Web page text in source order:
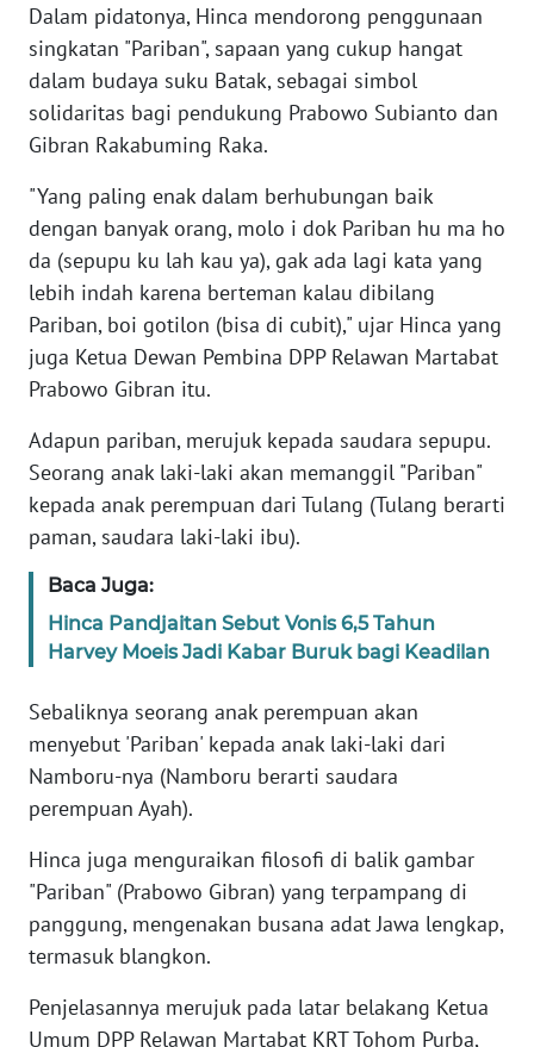
Dalam pidatonya, Hinca mendorong penggunaan
singkatan "Pariban", sapaan yang cukup hangat
dalam budaya suku Batak, sebagai simbol
solidaritas bagi pendukung Prabowo Subianto dan
Gibran Rakabuming Raka.
"Yang paling enak dalam berhubungan baik
dengan banyak orang, molo i dok Pariban hu ma ho
da (sepupu ku lah kau ya), gak ada lagi kata yang
lebih indah karena berteman kalau dibilang
Pariban, boi gotilon (bisa di cubit)," ujar Hinca yang
juga Ketua Dewan Pembina DPP Relawan Martabat
Prabowo Gibran itu.
Adapun pariban, merujuk kepada saudara sepupu.
Seorang anak laki-laki akan memanggil "Pariban"
kepada anak perempuan dari Tulang (Tulang berarti
paman, saudara laki-laki ibu).
Baca Juga:
Hinca Pandjaitan Sebut Vonis 6,5 Tahun
Harvey Moeis Jadi Kabar Buruk bagi Keadilan
Sebaliknya seorang anak perempuan akan
menyebut 'Pariban' kepada anak laki-laki dari
Namboru-nya (Namboru berarti saudara
perempuan Ayah).
Hinca juga menguraikan filosofi di balik gambar
"Pariban" (Prabowo Gibran) yang terpampang di
panggung, mengenakan busana adat Jawa lengkap,
termasuk blangkon.
Penjelasannya merujuk pada latar belakang Ketua
Umum DPP Relawan Martabat KRT Tohom Purba,
WN
BANTEN
WN
NTT
WN
KEPRI
WN
PAPUA
WN
PAPUA
BARAT
RIAU
WN
WN
SULTRA
NTB
WN
SULTENG
WN